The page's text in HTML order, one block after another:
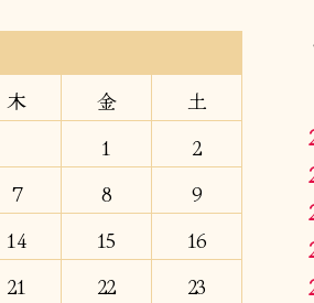
木 金
土
1
2
7 8
9
14 15
16
21 22
23